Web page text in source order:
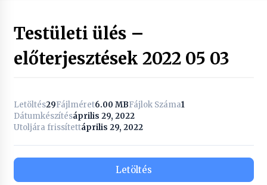
Testületi ülés –
előterjesztések 2022 05 03
Letöltés29Fájlméret6.00 MBFájlok Száma1
Dátumkészítésáprilis 29, 2022
Utoljára frissítettáprilis 29, 2022
Letöltés